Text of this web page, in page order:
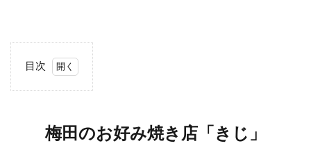
目次
1
梅田のお好み焼き店「きじ」